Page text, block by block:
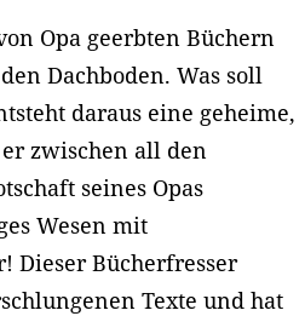
Opa geerbten Büchern
Dachboden. Was soll
daraus eine geheime,
zwischen all den
seines Opas
Wesen mit
Dieser Bücherfresser
Texte und hat